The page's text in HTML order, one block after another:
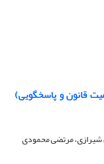
قانون و پاسخگویی)
شیرازی، مرتضی محمودی